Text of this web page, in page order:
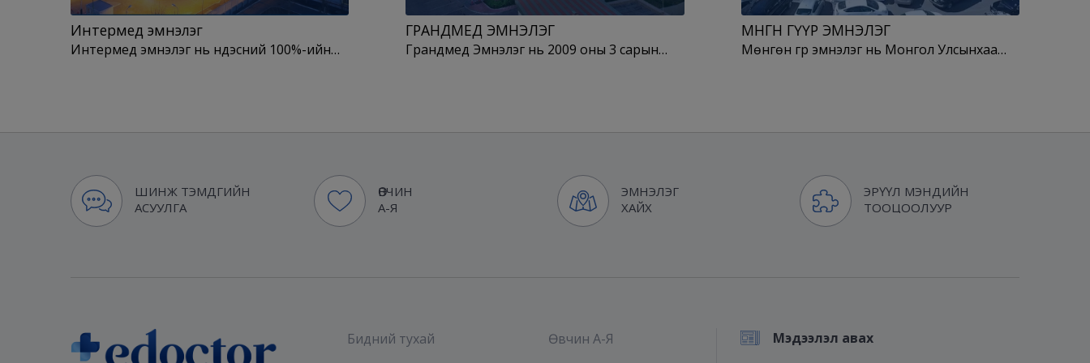
Интермед эмнэлэг
Интермед эмнэлэг нь үндэсний 100%-ийн…
ГРАНДМЕД ЭМНЭЛЭГ
Грандмед Эмнэлэг нь 2009 оны 3 сарын…
МӨНГӨН ГҮҮР ЭМНЭЛЭГ
Мөнгөн гүүр эмнэлэг нь Монгол Улсынхаа…
ШИНЖ ТЭМДГИЙН
АСУУЛГА
ӨВЧИН
А-Я
ЭМНЭЛЭГ
ХАЙХ
ЭРҮҮЛ МЭНДИЙН
ТООЦООЛУУР
Бидний тухай Өвчин А-Я Мэдээлэл авах